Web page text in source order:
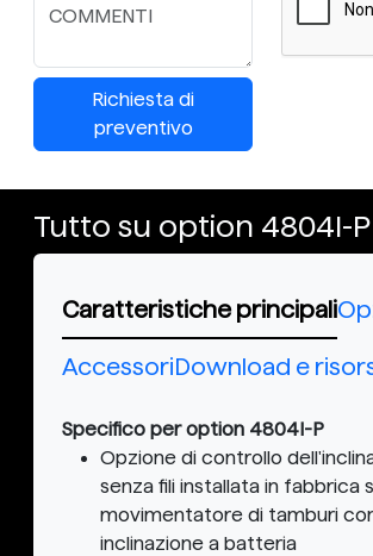
Richiesta di
preventivo
Tutto su option 4804I-P
Caratteristiche principali
AccessoriDownload e
Specifico per option 4804I-P
Opzione di controllo
senza fili installata in fabbrica
movimentatore di tamburi
inclinazione a batteria